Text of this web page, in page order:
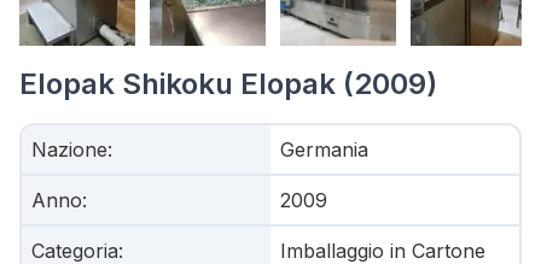
Elopak Shikoku Elopak (2009)
Nazione: Germania
Anno: 2009
Categoria: Imballaggio in Cartone